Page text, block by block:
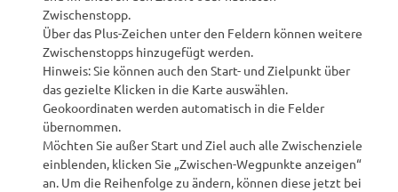
Zwischenstopp.
Über das Plus-Zeichen unter den Feldern können weitere
Zwischenstopps hinzugefügt werden.
Hinweis: Sie können auch den Start- und Zielpunkt über
das gezielte Klicken in die Karte auswählen.
Geokoordinaten werden automatisch in die Felder
übernommen.
Möchten Sie außer Start und Ziel auch alle Zwischenziele
einblenden, klicken Sie „Zwischen-Wegpunkte anzeigen“
an. Um die Reihenfolge zu ändern, können diese jetzt bei